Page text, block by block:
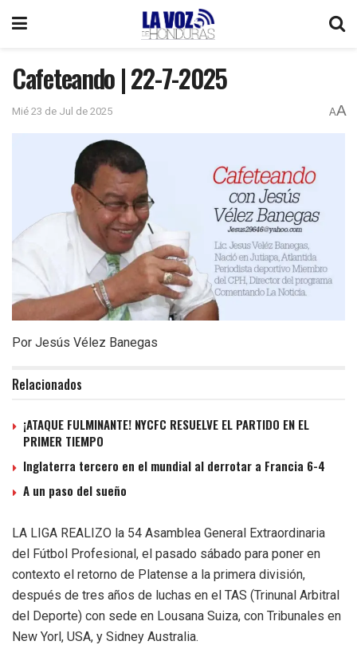
Cafeteando | 22-7-2025
Mié 23 de Jul de 2025 AA
Por Jesús Vélez Banegas
Relacionados
¡ATAQUE FULMINANTE! NYCFC RESUELVE EL PARTIDO EN EL
PRIMER TIEMPO
Inglaterra tercero en el mundial al derrotar a Francia 6-4
A un paso del sueño
LA LIGA REALIZO la 54 Asamblea General Extraordinaria
del Fútbol Profesional, el pasado sábado para poner en
contexto el retorno de Platense a la primera división,
después de tres años de luchas en el TAS (Trinunal Arbitral
del Deporte) con sede en Lousana Suiza, con Tribunales en
New Yorl, USA, y Sidney Australia.